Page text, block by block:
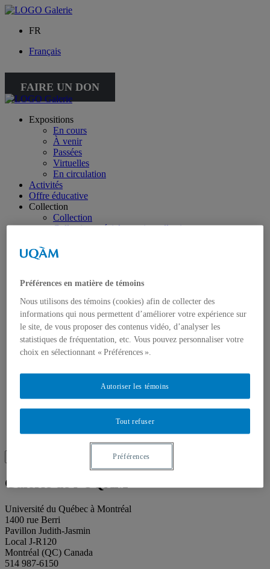
FR
Français
FAIRE UN DON
Expositions
En cours
À venir
Passées
Virtuelles
En circulation
Activités
Offre éducative
Collection
Collection
Collection spéciale : petite collection
À propos de la petite collection
Publications
À propos des publications
Actualités
À propos
Accessibilité
Contact
Mandat
Plan des salles
Recherche placeholder
for:
Galerie de l’UQAM
Université du Québec à Montréal
1400 rue Berri
Pavillon Judith-Jasmin
Local J-R120
Montréal (QC) Canada
514 987-6150
Préférences en matière de témoins
Nous utilisons des témoins (cookies) afin de collecter des
informations qui nous permettent d’améliorer votre expérience sur
le site, de vous proposer des contenus vidéo, d’analyser les
statistiques de fréquentation, etc. Vous pouvez personnaliser votre
choix en sélectionnant « Préférences ».
Tout refuser
Autoriser les témoins
Préférences